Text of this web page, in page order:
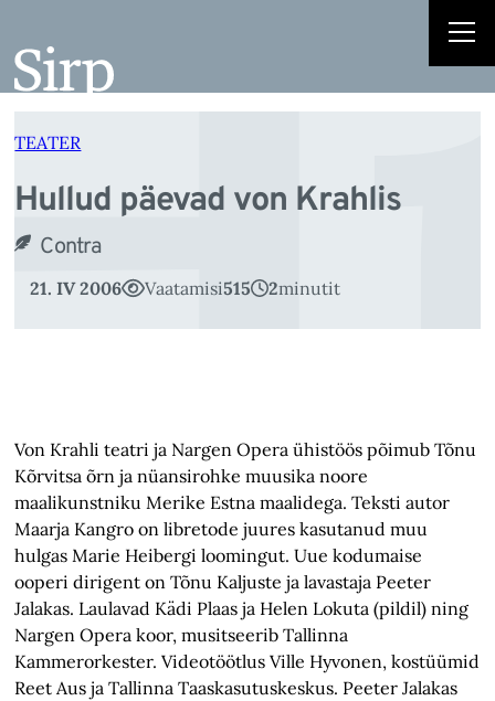
juurde
TEATER
Hullud päevad von Krahlis
Contra
21. IV 2006 Vaatamisi515 2minutit
Von Krahli teatri ja Nargen Opera ühistöös põimub Tõnu
Kõrvitsa õrn ja nüansirohke muusika noore
maalikunstniku Merike Estna maalidega. Teksti autor
Maarja Kangro on libretode juures kasutanud muu
hulgas Marie Heibergi loomingut. Uue kodumaise
ooperi dirigent on Tõnu Kaljuste ja lavastaja Peeter
Jalakas. Laulavad Kädi Plaas ja Helen Lokuta (pildil) ning
Nargen Opera koor, musitseerib Tallinna
Kammerorkester. Videotöötlus Ville Hyvonen, kostüümid
Reet Aus ja Tallinna Taaskasutuskeskus. Peeter Jalakas